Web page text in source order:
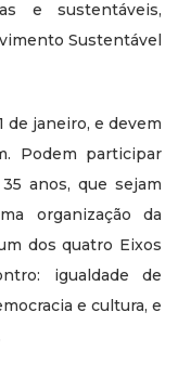
e sustentáveis,
Sustentável
de janeiro, e devem
Podem participar
anos, que sejam
organização da
dos quatro Eixos
igualdade de
e cultura, e